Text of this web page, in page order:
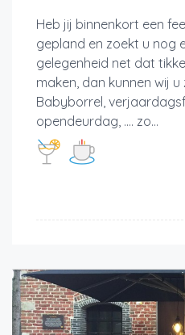
Heb jij binnenkort een
gepland en zoekt u nog
gelegenheid net dat
maken, dan kunnen wij
Babyborrel,
opendeurdag, …. zo...